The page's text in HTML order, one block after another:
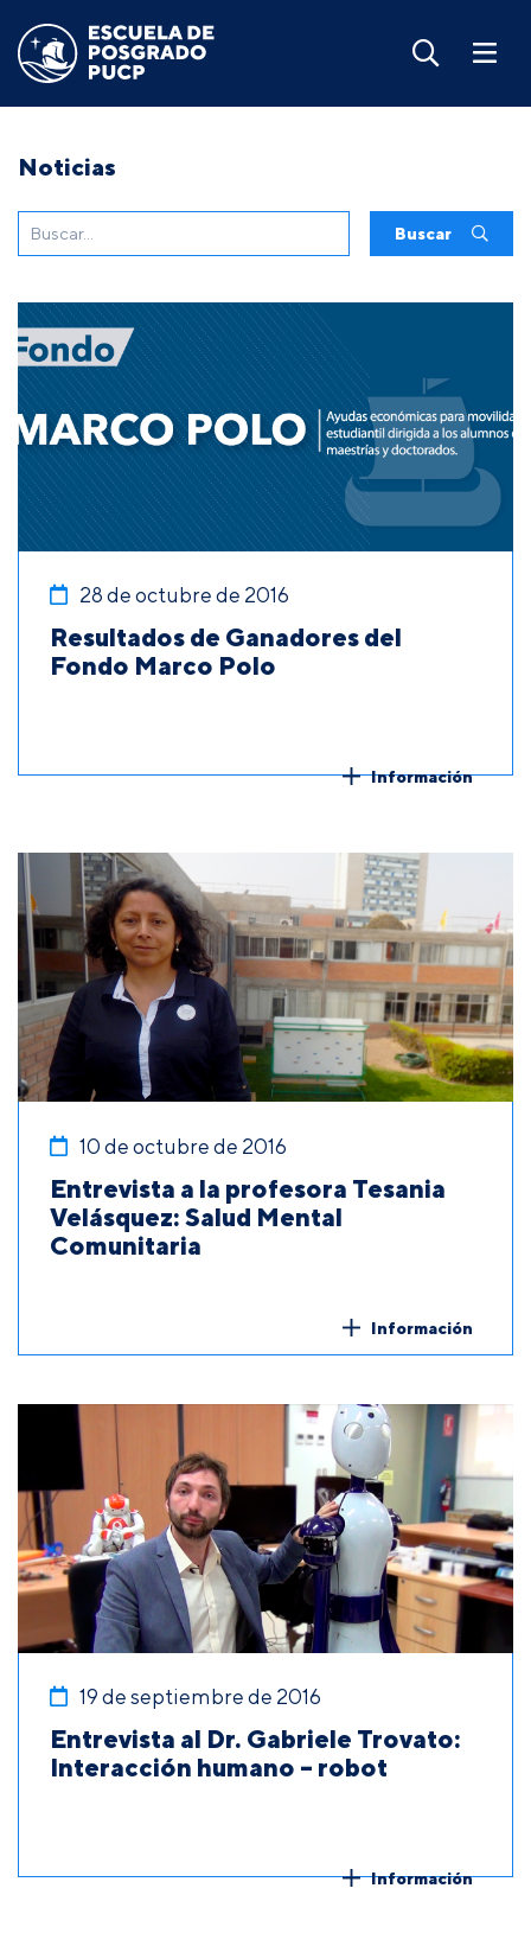
Noticias
Buscar
28 de octubre de 2016
Resultados de Ganadores del
Fondo Marco Polo
Información
10 de octubre de 2016
Entrevista a la profesora Tesania
Velásquez: Salud Mental
Comunitaria
Información
19 de septiembre de 2016
Entrevista al Dr. Gabriele Trovato:
Interacción humano – robot
Información